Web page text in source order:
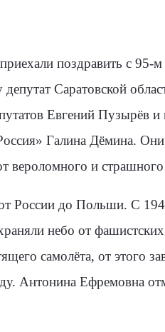
поздравить с 95-
Саратовской
Евгений Пузырёв и
Галина Дёмина.
вероломного и страшного
до Польши. С
небо от
самолёта, от этого
Антонина Ефремовна